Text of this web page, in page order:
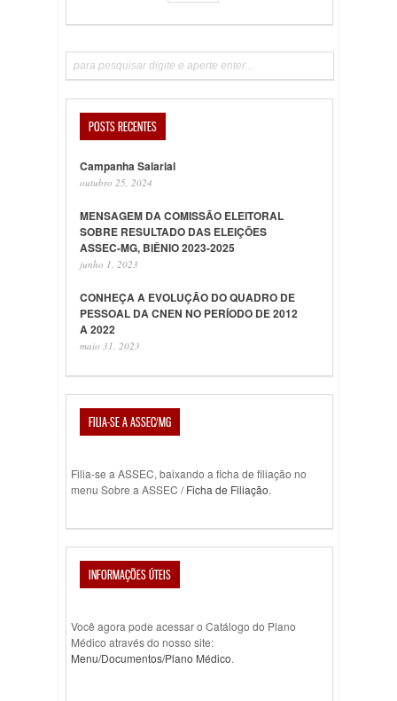
POSTS RECENTES
Campanha Salarial
outubro 25, 2024
MENSAGEM DA COMISSÃO ELEITORAL
SOBRE RESULTADO DAS ELEIÇÕES
ASSEC-MG, BIÊNIO 2023-2025
junho 1, 2023
CONHEÇA A EVOLUÇÃO DO QUADRO DE
PESSOAL DA CNEN NO PERÍODO DE 2012
A 2022
maio 31, 2023
FILIA-SE A ASSEC/MG
Filia-se a ASSEC, baixando a ficha de filiação no
menu Sobre a ASSEC /Ficha de Filiação.
INFORMAÇÕES ÚTEIS
Você agora pode acessar o Catálogo do Plano
Médico através do nosso site:
Menu/Documentos/Plano Médico.